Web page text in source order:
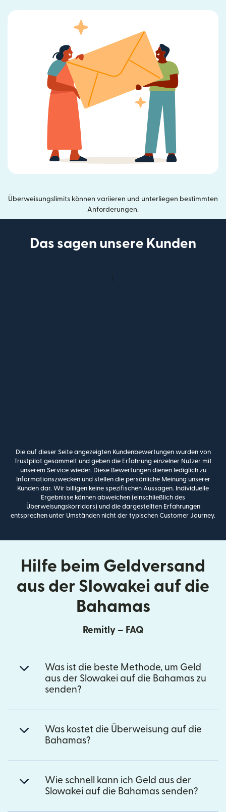
Überweisungslimits können variieren und unterliegen bestimmten
Anforderungen.
Das sagen unsere Kunden
Die auf dieser Seite angezeigten Kundenbewertungen wurden von
Trustpilot gesammelt und geben die Erfahrung einzelner Nutzer mit
unserem Service wieder. Diese Bewertungen dienen lediglich zu
Informationszwecken und stellen die persönliche Meinung unserer
Kunden dar. Wir billigen keine spezifischen Aussagen. Individuelle
Ergebnisse können abweichen (einschließlich des
Überweisungskorridors) und die dargestellten Erfahrungen
entsprechen unter Umständen nicht der typischen Customer Journey.
Hilfe beim Geldversand
aus der Slowakei auf die
Bahamas
Remitly – FAQ
Was ist die beste Methode, um Geld
aus der Slowakei auf die Bahamas zu
senden?
Was kostet die Überweisung auf die
Bahamas?
Wie schnell kann ich Geld aus der
Slowakei auf die Bahamas senden?